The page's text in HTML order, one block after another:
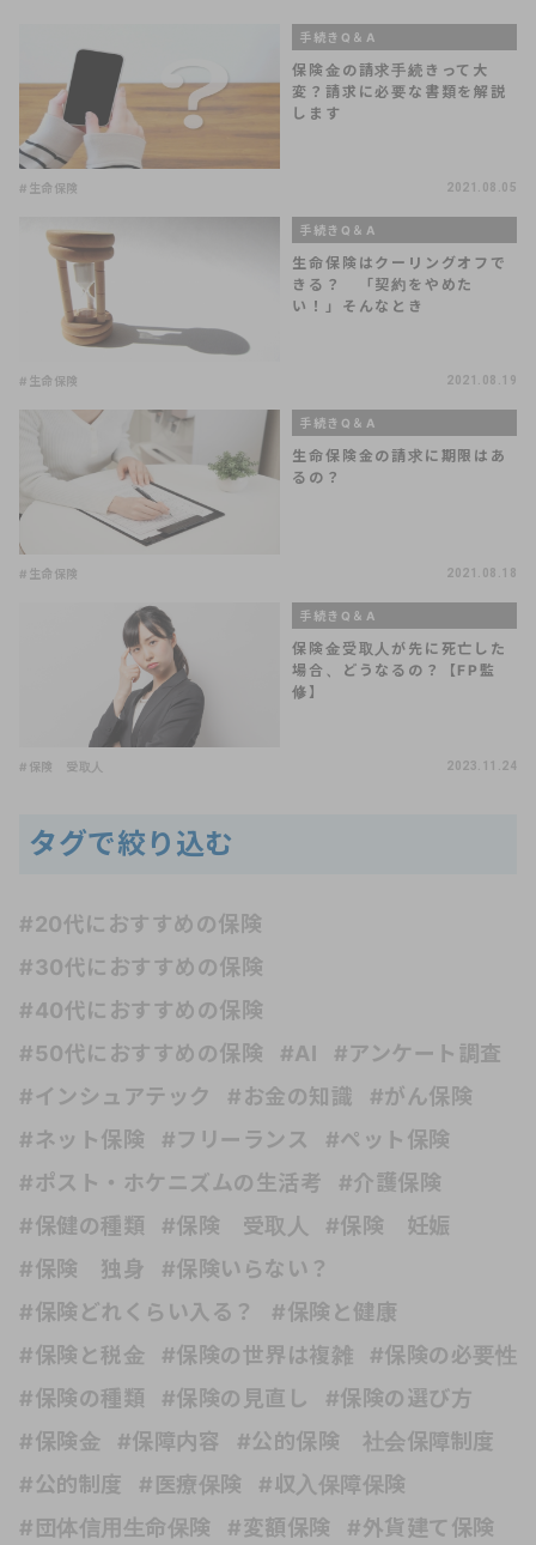
手続きQ＆A
保険金の請求手続きって大
変？請求に必要な書類を解説
します
#生命保険 2021.08.05
手続きQ＆A
生命保険はクーリングオフで
きる？ 「契約をやめた
い！」そんなとき
#生命保険 2021.08.19
手続きQ＆A
生命保険金の請求に期限はあ
るの？
#生命保険 2021.08.18
手続きQ＆A
保険金受取人が先に死亡した
場合、どうなるの？【FP監
修】
#保険 受取人 2023.11.24
タグで絞り込む
#20代におすすめの保険
#30代におすすめの保険
#40代におすすめの保険
#50代におすすめの保険
#AI
#アンケート調査
#インシュアテック
#お金の知識
#がん保険
#ネット保険
#フリーランス
#ペット保険
#ポスト・ホケニズムの生活考
#介護保険
#保健の種類
#保険 受取人
#保険 妊娠
#保険 独身
#保険いらない？
#保険どれくらい入る？
#保険と健康
#保険と税金
#保険の世界は複雑
#保険の必要性
#保険の種類
#保険の見直し
#保険の選び方
#保険金
#保障内容
#公的保険 社会保障制度
#公的制度
#医療保険
#収入保障保険
#団体信用生命保険
#変額保険 #外貨建て保険